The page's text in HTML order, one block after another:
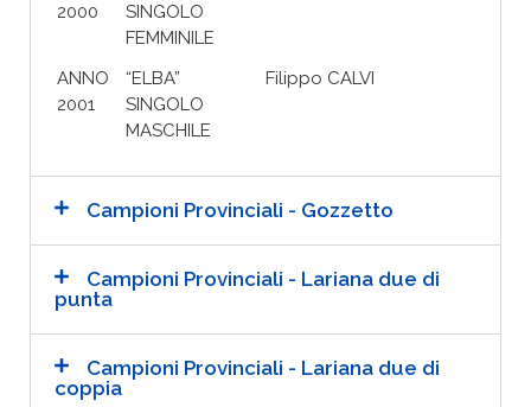
2000
SINGOLO
FEMMINILE
ANNO
2001
“ELBA”
SINGOLO
MASCHILE
Filippo CALVI
Campioni Provinciali - Gozzetto
Campioni Provinciali - Lariana due di
punta
Campioni Provinciali - Lariana due di
coppia